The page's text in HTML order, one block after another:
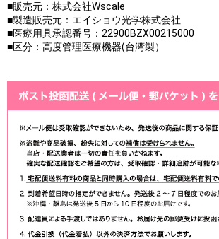
■販売元：株式会社Wscale
■製造販売元：エイショウ光学株式会社
■医療用具承認番号：22900BZX00215000
■区分：高度管理医療機器(台湾製）